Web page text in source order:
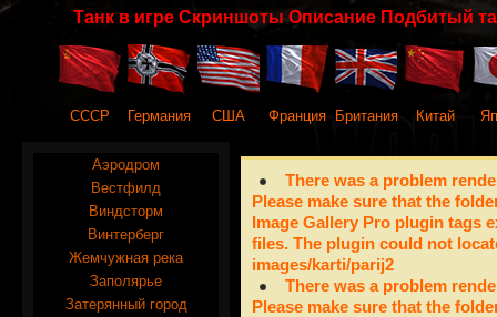
Танк в игре Скриншоты Описание Подбитый
СССР Германия США Франция Британия Китай
Аэродром
Вестфилд
Виндсторм
Винтерберг
Жемчужная река
Заполярье
Затерянный город
There was a problem
Please make sure that the
Image Gallery Pro plugin tags
files. The plugin could not
images/karti/parij2
There was a problem
Please make sure that the